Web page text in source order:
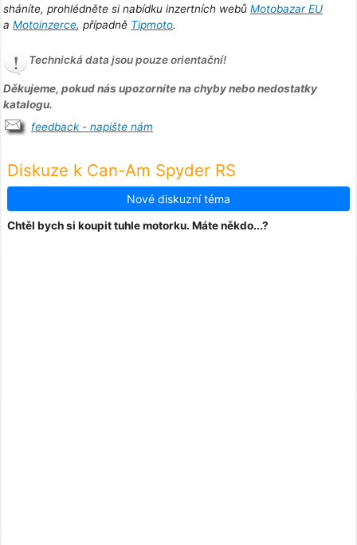
sháníte, prohlédněte si nabídku inzertních webů Motobazar EU
a Motoinzerce, případně Tipmoto.
Technická data jsou pouze orientační!
Děkujeme, pokud nás upozorníte na chyby nebo nedostatky
katalogu.
feedback - napište nám
Diskuze k Can-Am Spyder RS
Nové diskuzní téma
Chtěl bych si koupit tuhle motorku. Máte někdo...?